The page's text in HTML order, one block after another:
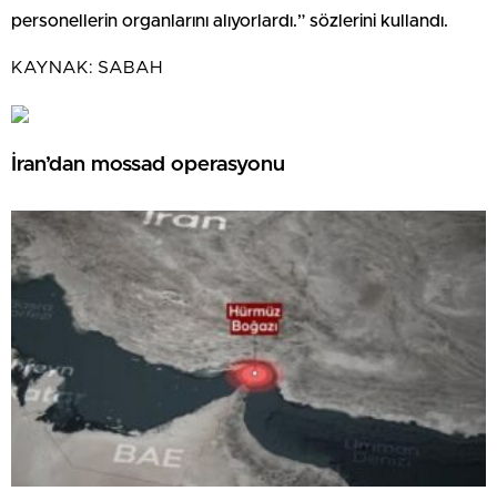
personellerin organlarını alıyorlardı.” sözlerini kullandı.
KAYNAK: SABAH
İran’dan mossad operasyonu